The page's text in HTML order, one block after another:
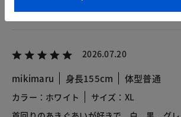
2026.07.20
mikimaru 身長155cm 体型普通
カラー：ホワイト
サイズ：XL